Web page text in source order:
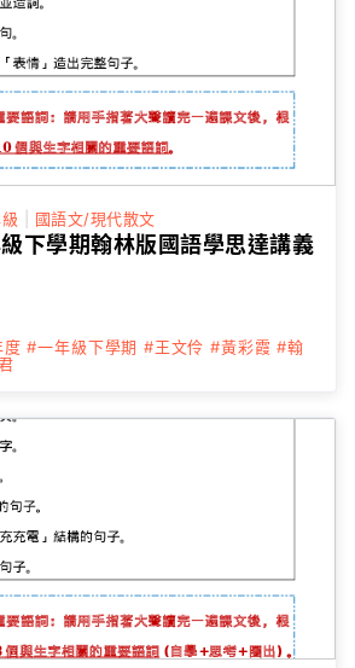
國語文/現代散文
下學期翰林版國語學思達講義
度#一年級下學期 #王文伶#黃彩霞#翰